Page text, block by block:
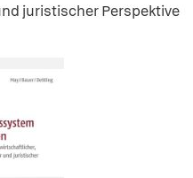
juristischer Perspektive